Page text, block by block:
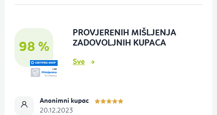
98 %
PROVJERENIH MIŠLJENJA
ZADOVOLJNIH KUPACA
Sve
Anonimni kupac
20.12.2023